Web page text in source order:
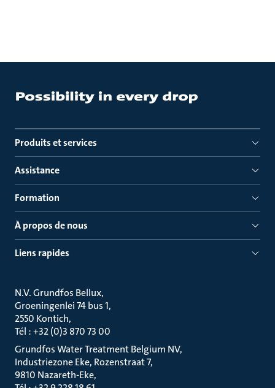
Produits et services
Assistance
Formation
À propos de nous
Liens rapides
N.V. Grundfos Bellux
Groeningenlei 74 bus 1
2550 Kontich
Tél : +32 (0)3 870 73 00
Grundfos Water Treatment Belgium NV
Industriezone Eke, Rozenstraat 7
9810 Nazareth-Eke